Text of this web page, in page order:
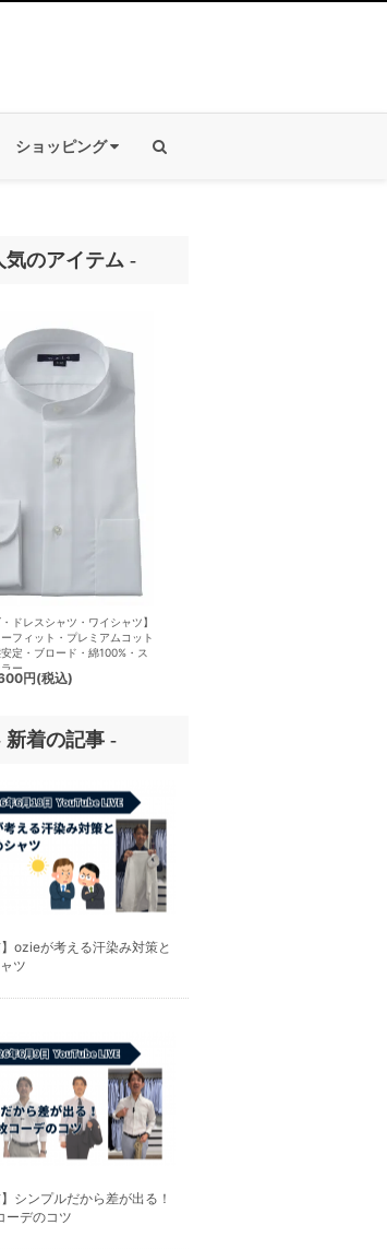
ショッピング
気のアイテム -
・ドレスシャツ・ワイシャツ】
フィット・プレミアムコット
定・ブロード・綿100%・ス
ー
円(税込)
新着の記事 -
】ozieが考える汗染み対策と
ツ
】シンプルだから差が出る！
ーデのコツ